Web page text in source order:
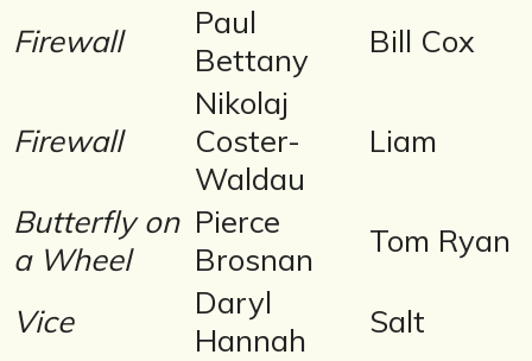
Firewall
Paul
Bettany
Bill Cox
Firewall
Nikolaj
Coster-
Waldau
Liam
Butterfly on
a Wheel
Pierce
Brosnan
Tom Ryan
Vice
Daryl
Hannah
Salt